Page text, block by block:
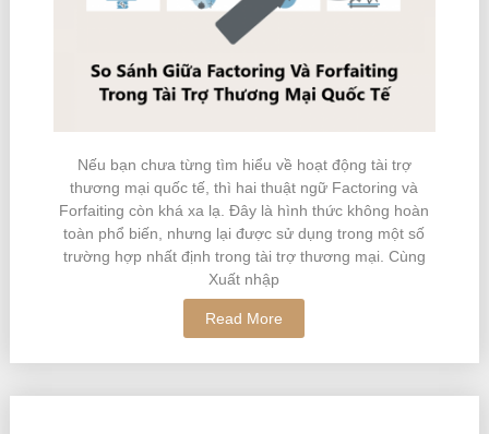
Nếu bạn chưa từng tìm hiểu về hoạt động tài trợ
thương mại quốc tế, thì hai thuật ngữ Factoring và
Forfaiting còn khá xa lạ. Đây là hình thức không hoàn
toàn phổ biến, nhưng lại được sử dụng trong một số
trường hợp nhất định trong tài trợ thương mại. Cùng
Xuất nhập
Read More